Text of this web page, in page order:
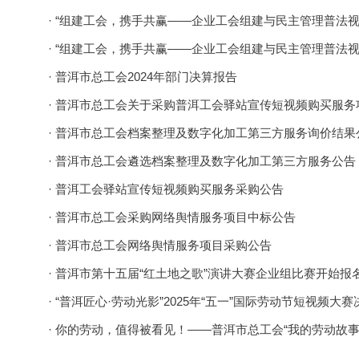
· “组建工会，携手共赢——企业工会组建与民主管理普法
· “组建工会，携手共赢——企业工会组建与民主管理普法
· 普洱市总工会2024年部门决算报告
· 普洱市总工会关于采购普洱工会驿站宣传短视频购买服
· 普洱市总工会档案整理及数字化加工第三方服务询价结果
· 普洱市总工会遴选档案整理及数字化加工第三方服务公告
· 普洱工会驿站宣传短视频购买服务采购公告
· 普洱市总工会采购网络舆情服务项目中标公告
· 普洱市总工会网络舆情服务项目采购公告
· 普洱市第十五届“红土地之歌”演讲大赛企业组比赛开始报
· “普洱匠心·劳动光影”2025年“五一”国际劳动节短视频大
· 你的劳动，值得被看见！——普洱市总工会“我的劳动故